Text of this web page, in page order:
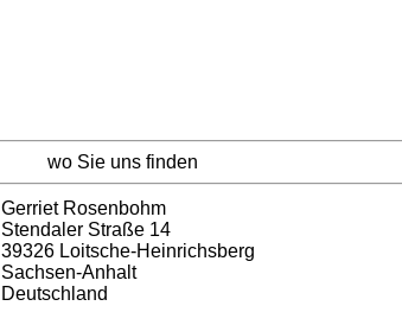
wo Sie uns finden
Gerriet Rosenbohm
Stendaler Straße 14
39326 Loitsche-Heinrichsberg
Sachsen-Anhalt
Deutschland